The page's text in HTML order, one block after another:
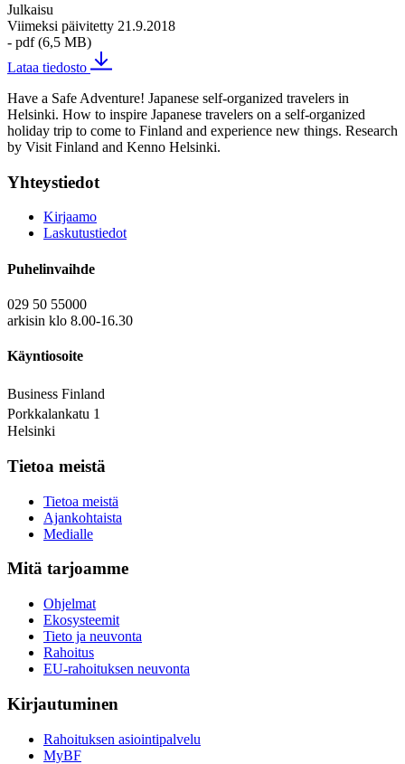
Julkaisu
Viimeksi päivitetty 21.9.2018
- pdf (6,5 MB)
Lataa tiedosto
Have a Safe Adventure! Japanese self-organized travelers in
Helsinki. How to inspire Japanese travelers on a self-organized
holiday trip to come to Finland and experience new things. Research
by Visit Finland and Kenno Helsinki.
Yhteystiedot
Kirjaamo
Laskutustiedot
Puhelinvaihde
029 50 55000
arkisin klo 8.00-16.30
Käyntiosoite
Business Finland
Porkkalankatu 1
Helsinki
Tietoa meistä
Tietoa meistä
Ajankohtaista
Medialle
Mitä tarjoamme
Ohjelmat
Ekosysteemit
Tieto ja neuvonta
Rahoitus
EU-rahoituksen neuvonta
Kirjautuminen
Rahoituksen asiointipalvelu
MyBF